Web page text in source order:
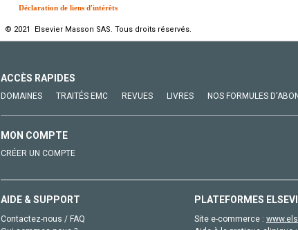
Déclaration de liens d'intérêts
© 2021 Elsevier Masson SAS. Tous droits réservés.
ACCÈS RAPIDES
DOMAINES TRAITÉS EMC REVUES LIVRES NOS FORMULES
MON COMPTE
CRÉER UN COMPTE
AIDE & SUPPORT
Contactez-nous / FAQ
PLATEFORMES
Site e-commerce :